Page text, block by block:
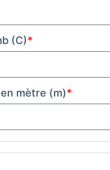
(C)*
mètre (m)*